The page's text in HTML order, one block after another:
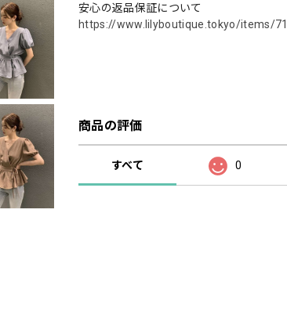
安心の返品保証について
https://www.lilyboutique.tokyo/items/
商品の評価
すべて 0